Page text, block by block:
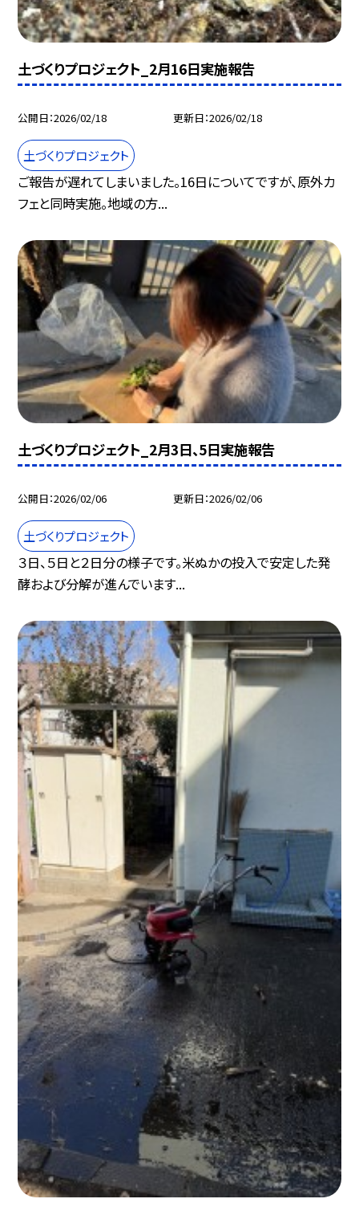
土づくりプロジェクト_2月16日実施報告
公開日 2026/02/18 更新日 2026/02/18
土づくりプロジェクト
ご報告が遅れてしまいました。16日についてですが、原外カ
フェと同時実施。地域の方...
土づくりプロジェクト_2月3日、5日実施報告
公開日 2026/02/06 更新日 2026/02/06
土づくりプロジェクト
３日、５日と２日分の様子です。米ぬかの投入で安定した発
酵および分解が進んでいます...